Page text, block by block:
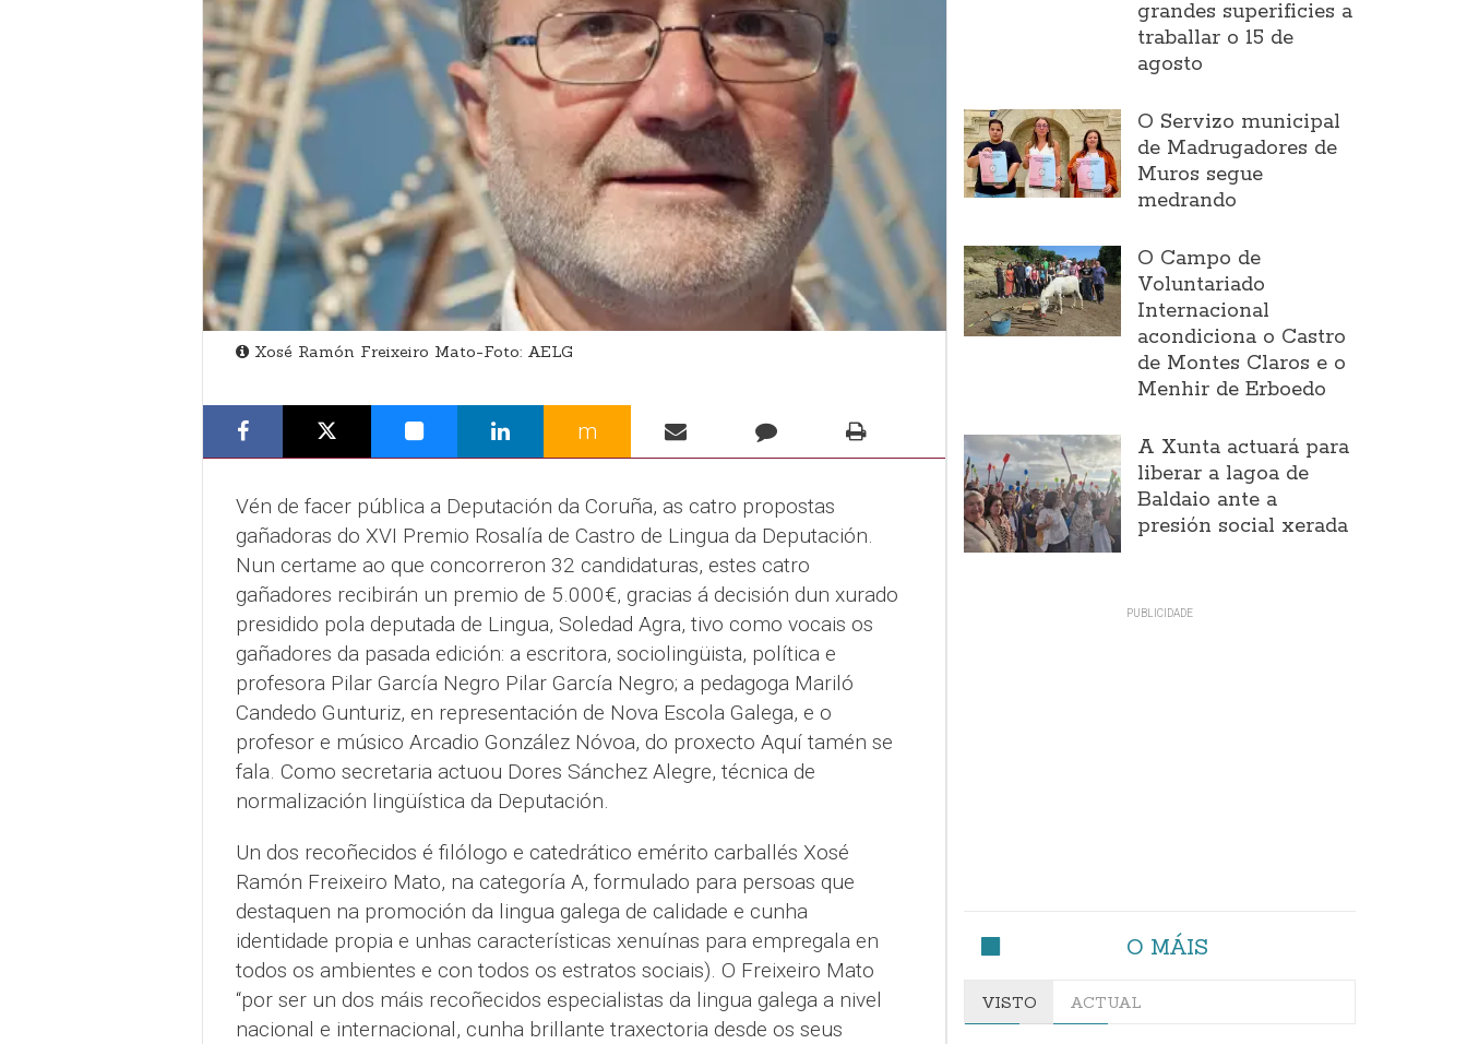
Xosé Ramón Freixeiro Mato-Foto: AELG
m
Vén de facer pública a Deputación da Coruña, as catro propostas
gañadoras do XVI Premio Rosalía de Castro de Lingua da Deputación.
Nun certame ao que concorreron 32 candidaturas, estes catro
gañadores recibirán un premio de 5.000€, gracias á decisión dun xurado
presidido pola deputada de Lingua, Soledad Agra, tivo como vocais os
gañadores da pasada edición: a escritora, sociolingüista, política e
profesora Pilar García Negro Pilar García Negro; a pedagoga Mariló
Candedo Gunturiz, en representación de Nova Escola Galega, e o
profesor e músico Arcadio González Nóvoa, do proxecto Aquí tamén se
fala. Como secretaria actuou Dores Sánchez Alegre, técnica de
normalización lingüística da Deputación.
Un dos recoñecidos é filólogo e catedrático emérito carballés Xosé
Ramón Freixeiro Mato, na categoría A, formulado para persoas que
destaquen na promoción da lingua galega de calidade e cunha
identidade propia e unhas características xenuínas para empregala en
todos os ambientes e con todos os estratos sociais). O Freixeiro Mato
“por ser un dos máis recoñecidos especialistas da lingua galega a nivel
nacional e internacional, cunha brillante traxectoria desde os seus
grandes superificies a
traballar o 15 de
agosto
O Servizo municipal
de Madrugadores de
Muros segue
medrando
O Campo de
Voluntariado
Internacional
acondiciona o Castro
de Montes Claros e o
Menhir de Erboedo
A Xunta actuará para
liberar a lagoa de
Baldaio ante a
presión social xerada
O MÁIS
VISTO ACTUAL